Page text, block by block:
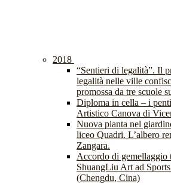
2018
“Sentieri di legalità”. Il
legalità nelle ville
promossa da tre scuole
Diploma in cella – i
Artistico Canova di
Nuova pianta nel
liceo Quadri. L’albero
Zangara.
Accordo di gemellaggio
ShuangLiu Art ad
(Chengdu, Cina)